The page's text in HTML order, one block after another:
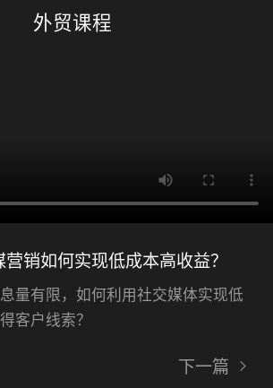
外贸课程
销如何实现低成本高收益？
量有限，如何利用社交媒体实现低
客户线索？
下一篇
即获得观看机会
观看